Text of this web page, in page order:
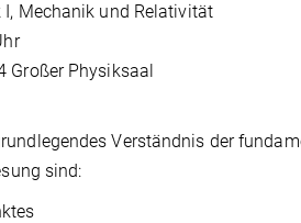
Mechanik und Relativität
Großer Physiksaal
Verständnis der
sind: